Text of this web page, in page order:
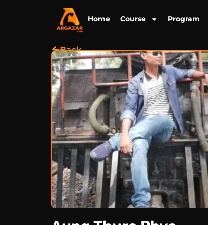
Home Course Program
Back
အကြောင်းအရာ
CPT (MFTA)
ကျွမ်းကျင်မှုနယ်ပယ်များ
အတွေ့အကြုံများ
သင်တန်းကြေး
35000Ks
တည်နေရာ
Mawlamyine, Mon State